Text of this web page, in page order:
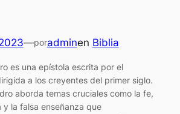
—poradminen Biblia
es una epístola escrita por el
a los creyentes del primer siglo.
aborda temas cruciales como la fe,
y la falsa enseñanza que